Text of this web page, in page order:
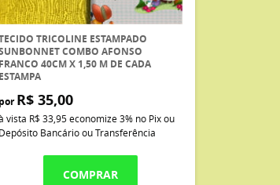
TRICOLINE ESTAMPADO
COMBO AFONSO
FRANCO 40CM X 1,50 M DE CADA
ESTAMPA
por R$ 35,00
vista R$ 33,95economize3% no Pix ou
Depósito Bancário ou Transferência
COMPRAR